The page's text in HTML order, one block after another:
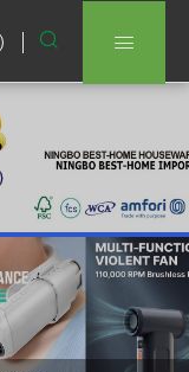
 